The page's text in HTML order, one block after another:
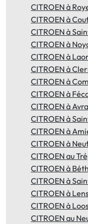
CITROEN à
CITROEN à
CITROEN à
CITROEN à
CITROEN à
CITROEN à
CITROEN à
CITROEN à
CITROEN à
CITROEN à
CITROEN à
CITROEN à
CITROEN au
CITROEN à
CITROEN à
CITROEN à
CITROEN à
CITROEN au